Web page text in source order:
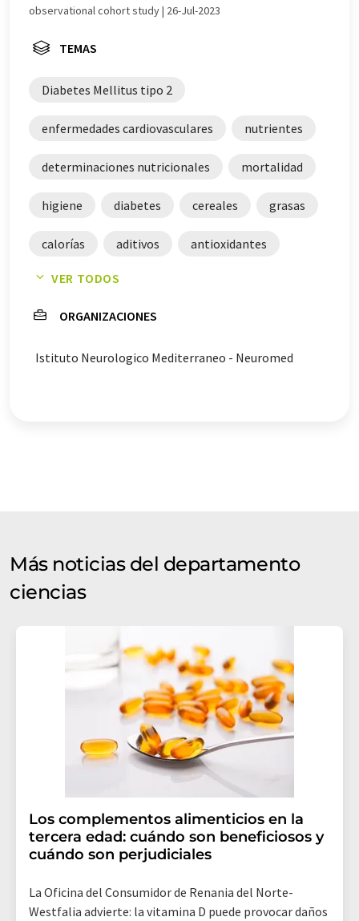
observational cohort study | 26-Jul-2023
TEMAS
Diabetes Mellitus tipo 2
enfermedades cardiovasculares nutrientes
determinaciones nutricionales mortalidad
higiene diabetes cereales grasas
calorías aditivos antioxidantes
Italia proteínas
VER TODOS
ORGANIZACIONES
Istituto Neurologico Mediterraneo - Neuromed
Más noticias del departamento
ciencias
Los complementos alimenticios en la
tercera edad: cuándo son beneficiosos y
cuándo son perjudiciales
La Oficina del Consumidor de Renania del Norte-
Westfalia advierte: la vitamina D puede provocar daños